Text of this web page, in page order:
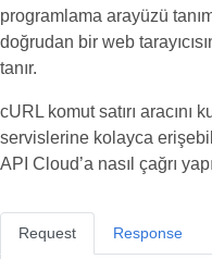
programlama arayüzü
doğrudan bir web
tanır.
cURL komut satırı
servislerine kolayca
API Cloud’a nasıl çağrı
Request Response